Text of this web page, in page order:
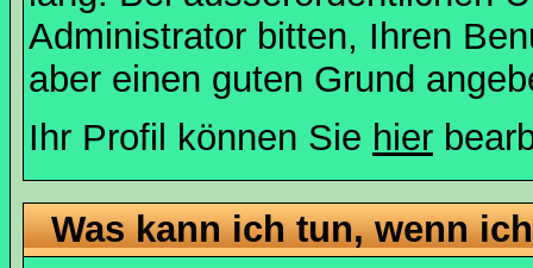
Administrator bitten, Ihren
aber einen guten Grund
Ihr Profil können Sie hier
Was kann ich tun, wenn